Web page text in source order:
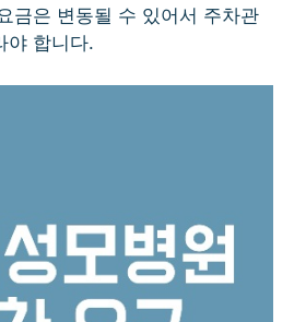
금은 변동될 수 있어서 주차관
야 합니다.